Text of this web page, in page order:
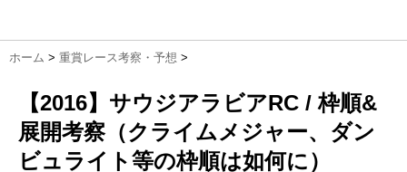
ホーム > 重賞レース考察・予想 >
【2016】サウジアラビアRC / 枠順&
展開考察（クライムメジャー、ダン
ビュライト等の枠順は如何に）